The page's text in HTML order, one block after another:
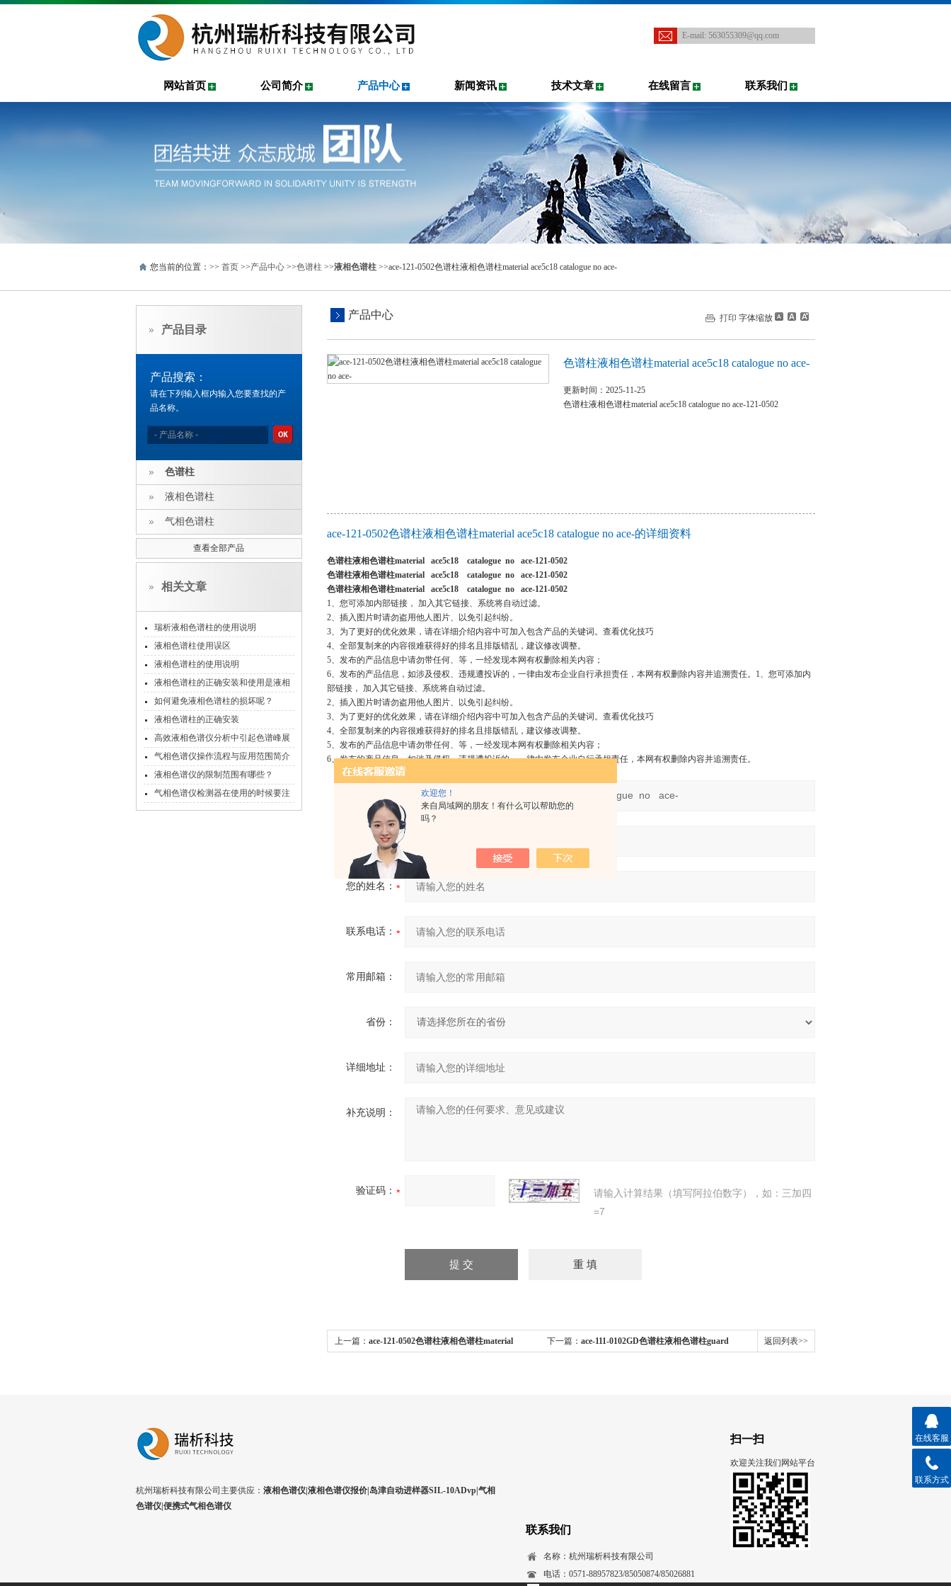
欢迎您！
来自局域网的朋友！有什么可以帮助您的
吗？
E-mail: 563055309@qq.com
网站首页 公司简介 产品中心 新闻资讯 技术文章 在线留言 联系我们
您当前的位置：>> 首页 >>产品中心 >>色谱柱 >>液相色谱柱 >>ace-121-0502色谱柱液相色谱柱material ace5c18 catalogue no ace-
产品目录
产品搜索：
请在下列输入框内输入您要查找的产
品名称。
色谱柱
液相色谱柱
气相色谱柱
查看全部产品
相关文章
瑞析液相色谱柱的使用说明
液相色谱柱使用误区
液相色谱柱的使用说明
液相色谱柱的正确安装和使用是液相
色谱工作的关键
如何避免液相色谱柱的损坏呢？
液相色谱柱的正确安装
高效液相色谱仪分析中引起色谱峰展
宽的因素
气相色谱仪操作流程与应用范围简介
液相色谱仪的限制范围有哪些？
气相色谱仪检测器在使用的时候要注
意的地方
产品中心 打印 字体缩放
色谱柱液相色谱柱material ace5c18 catalogue no ace-
更新时间：2025-11-25
色谱柱液相色谱柱material ace5c18 catalogue no ace-121-0502
ace-121-0502色谱柱液相色谱柱material ace5c18 catalogue no ace-的详细资料
色谱柱液相色谱柱material ace5c18 catalogue no ace-121-0502
色谱柱液相色谱柱material ace5c18 catalogue no ace-121-0502
色谱柱液相色谱柱material ace5c18 catalogue no ace-121-0502
1、您可添加内部链接， 加入其它链接、系统将自动过滤。
2、插入图片时请勿盗用他人图片、以免引起纠纷。
3、为了更好的优化效果，请在详细介绍内容中可加入包含产品的关键词。查看优化技巧
4、全部复制来的内容很难获得好的排名且排版错乱，建议修改调整。
5、发布的产品信息中请勿带任何、等，一经发现本网有权删除相关内容；
6、发布的产品信息，如涉及侵权、违规遭投诉的，一律由发布企业自行承担责任，本网有权删除内容并追溯责任。1、您可添加内
部链接， 加入其它链接、系统将自动过滤。
2、插入图片时请勿盗用他人图片、以免引起纠纷。
3、为了更好的优化效果，请在详细介绍内容中可加入包含产品的关键词。查看优化技巧
4、全部复制来的内容很难获得好的排名且排版错乱，建议修改调整。
5、发布的产品信息中请勿带任何、等，一经发现本网有权删除相关内容；
6、发布的产品信息，如涉及侵权、违规遭投诉的，一律由发布企业自行承担责任，本网有权删除内容并追溯责任。
您的单位：
您的姓名：
联系电话：
常用邮箱：
省份：
详细地址：
补充说明：
验证码：
请输入计算结果（填写阿拉伯数字），如：三加四
=7
上一篇： ace-121-0502色谱柱液相色谱柱material 下一篇： ace-111-0102GD色谱柱液相色谱柱guard 返回列表>>
杭州瑞析科技有限公司主要供应： 液相色谱仪|液相色谱仪报价|岛津自动进样器SIL-10ADvp|气相
色谱仪|便携式气相色谱仪
扫一扫
欢迎关注我们网站平台
联系我们
名称：杭州瑞析科技有限公司
电话：0571-88957823/85050874/85026881
在线客服
联系方式